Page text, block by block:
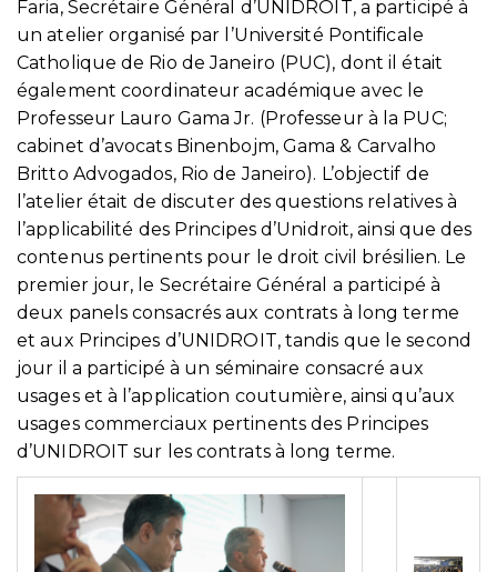
Faria, Secrétaire Général d’UNIDROIT, a participé à
un atelier organisé par l’Université Pontificale
Catholique de Rio de Janeiro (PUC), dont il était
également coordinateur académique avec le
Professeur Lauro Gama Jr. (Professeur à la PUC;
cabinet d’avocats Binenbojm, Gama & Carvalho
Britto Advogados, Rio de Janeiro). L’objectif de
l’atelier était de discuter des questions relatives à
l’applicabilité des Principes d’Unidroit, ainsi que des
contenus pertinents pour le droit civil brésilien. Le
premier jour, le Secrétaire Général a participé à
deux panels consacrés aux contrats à long terme
et aux Principes d’UNIDROIT, tandis que le second
jour il a participé à un séminaire consacré aux
usages et à l’application coutumière, ainsi qu’aux
usages commerciaux pertinents des Principes
d’UNIDROIT sur les contrats à long terme.